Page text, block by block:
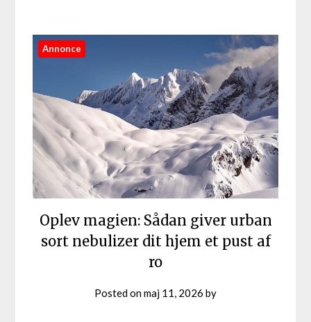
Annonce
Oplev magien: Sådan giver urban
sort nebulizer dit hjem et pust af
ro
Posted onmaj 11, 2026 by